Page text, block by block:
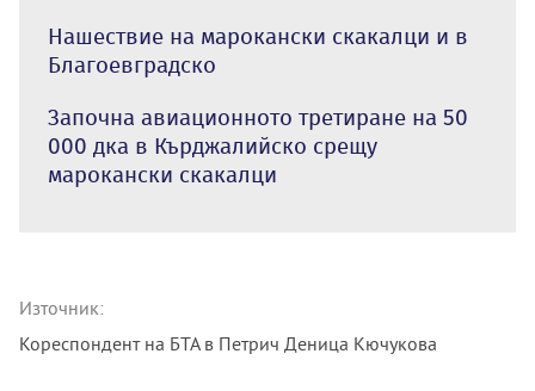
Нашествие на марокански скакалци и в
Благоевградско
Започна авиационното третиране на 50
000 дка в Кърджалийско срещу
марокански скакалци
Източник:
Кореспондент на БТА в Петрич Деница Кючукова